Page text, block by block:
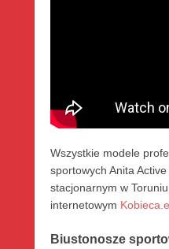
Wszystkie modele
sportowych Anita
stacjonarnym w
internetowym
Biustonosze